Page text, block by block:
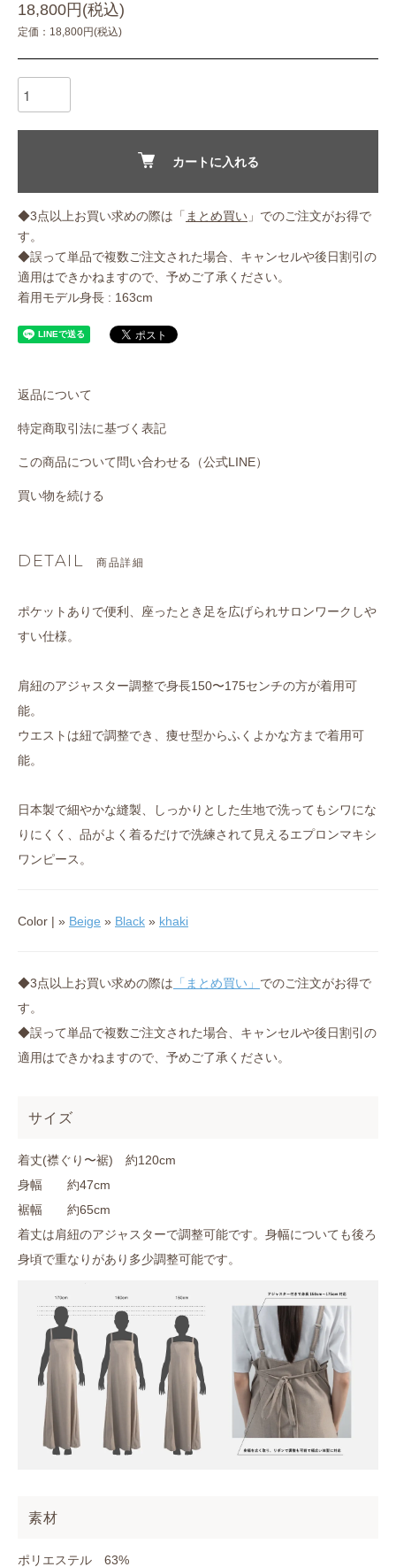
18,800円(税込)
定価：18,800円(税込)
カートに入れる
◆3点以上お買い求めの際は「 まとめ買い 」でのご注文がお得で
す。
◆誤って単品で複数ご注文された場合、キャンセルや後日割引の
適用はできかねますので、予めご了承ください。
着用モデル身長 : 163cm
返品について
特定商取引法に基づく表記
この商品について問い合わせる（公式LINE）
買い物を続ける
DETAIL 商品詳細
ポケットありで便利、座ったとき足を広げられサロンワークしや
すい仕様。
肩紐のアジャスター調整で身長150〜175センチの方が着用可
能。
ウエストは紐で調整でき、痩せ型からふくよかな方まで着用可
能。
日本製で細やかな縫製、しっかりとした生地で洗ってもシワにな
りにくく、品がよく着るだけで洗練されて見えるエプロンマキシ
ワンピース。
Color | » Beige » Black » khaki
◆3点以上お買い求めの際は 「まとめ買い」 でのご注文がお得で
す。
◆誤って単品で複数ご注文された場合、キャンセルや後日割引の
適用はできかねますので、予めご了承ください。
サイズ
着丈(襟ぐり〜裾) 約120cm
身幅 約47cm
裾幅 約65cm
着丈は肩紐のアジャスターで調整可能です。身幅についても後ろ
身頃で重なりがあり多少調整可能です。
素材
ポリエステル 63%